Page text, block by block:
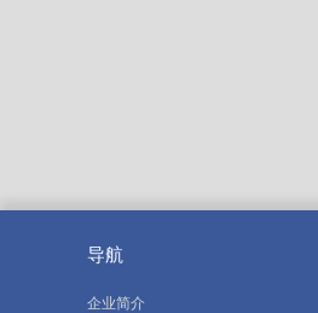
导航
企业简介